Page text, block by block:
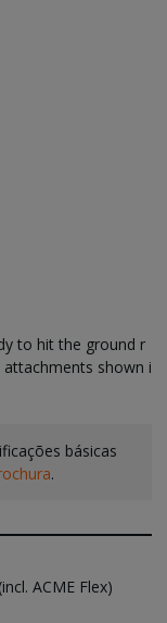
to hit the ground r
shown i
básicas
.
ACME Flex)